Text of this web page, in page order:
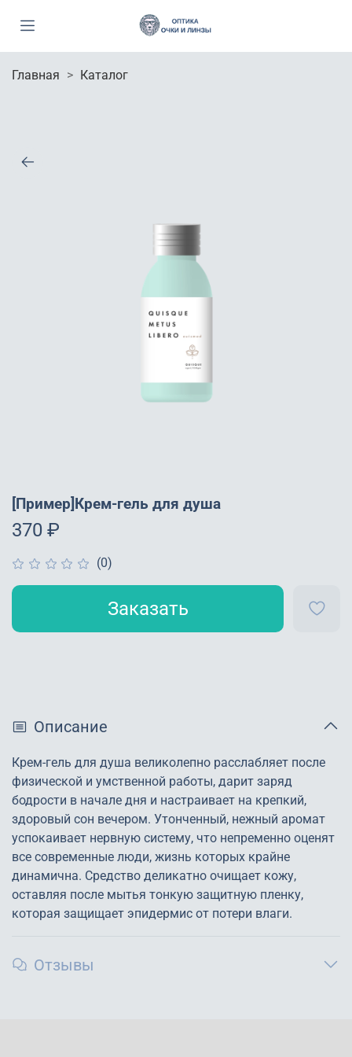
Главная Каталог
(0)
[Пример]Крем-гель для душа
370 ₽
Заказать
Описание
Крем-гель для душа великолепно расслабляет после
физической и умственной работы, дарит заряд
бодрости в начале дня и настраивает на крепкий,
здоровый сон вечером. Утонченный, нежный аромат
успокаивает нервную систему, что непременно оценят
все современные люди, жизнь которых крайне
динамична. Средство деликатно очищает кожу,
оставляя после мытья тонкую защитную пленку,
которая защищает эпидермис от потери влаги.
Отзывы